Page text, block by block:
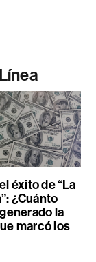
éxito de “La
¿Cuánto
la
marcó los